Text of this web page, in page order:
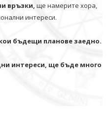
връзки, ще намерите хора,
интереси.
бъдещи планове заедно.
интереси, ще бъде много